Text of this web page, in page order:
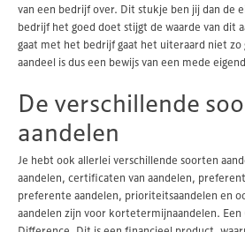
van een bedrijf over. Dit stukje ben jij dan de
bedrijf het goed doet stijgt de waarde van dit
gaat met het bedrijf gaat het uiteraard niet
aandeel is dus een bewijs van een mede
De verschillende
aandelen
Je hebt ook allerlei verschillende soorten
aandelen, certificaten van aandelen,
preferente aandelen, prioriteitsaandelen en
aandelen zijn voor kortetermijnaandelen. Een